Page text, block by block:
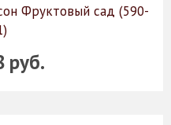
Фруктовый сад (590-
руб.